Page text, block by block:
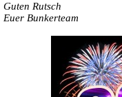
Guten Rutsch
Euer Bunkerteam